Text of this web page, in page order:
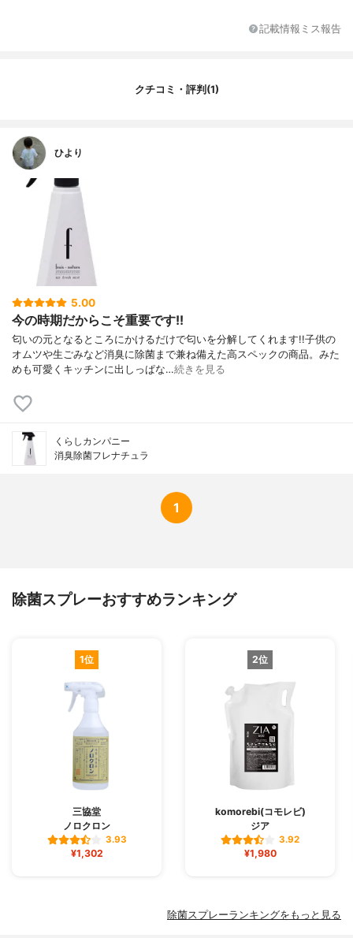
記載情報ミス報告
クチコミ・評判(1)
ひより
5.00
今の時期だからこそ重要です!!
匂いの元となるところにかけるだけで匂いを分解してくれます!!子供の
オムツや生ごみなど消臭に除菌まで兼ね備えた高スペックの商品。みた
めも可愛くキッチンに出しっぱな…続きを見る
くらしカンパニー
消臭除菌フレナチュラ
1
除菌スプレーおすすめランキング
1位
三協堂
ノロクロン
3.93
¥1,302
2位
komorebi(コモレビ)
ジア
3.92
¥1,980
除菌スプレーランキングをもっと見る